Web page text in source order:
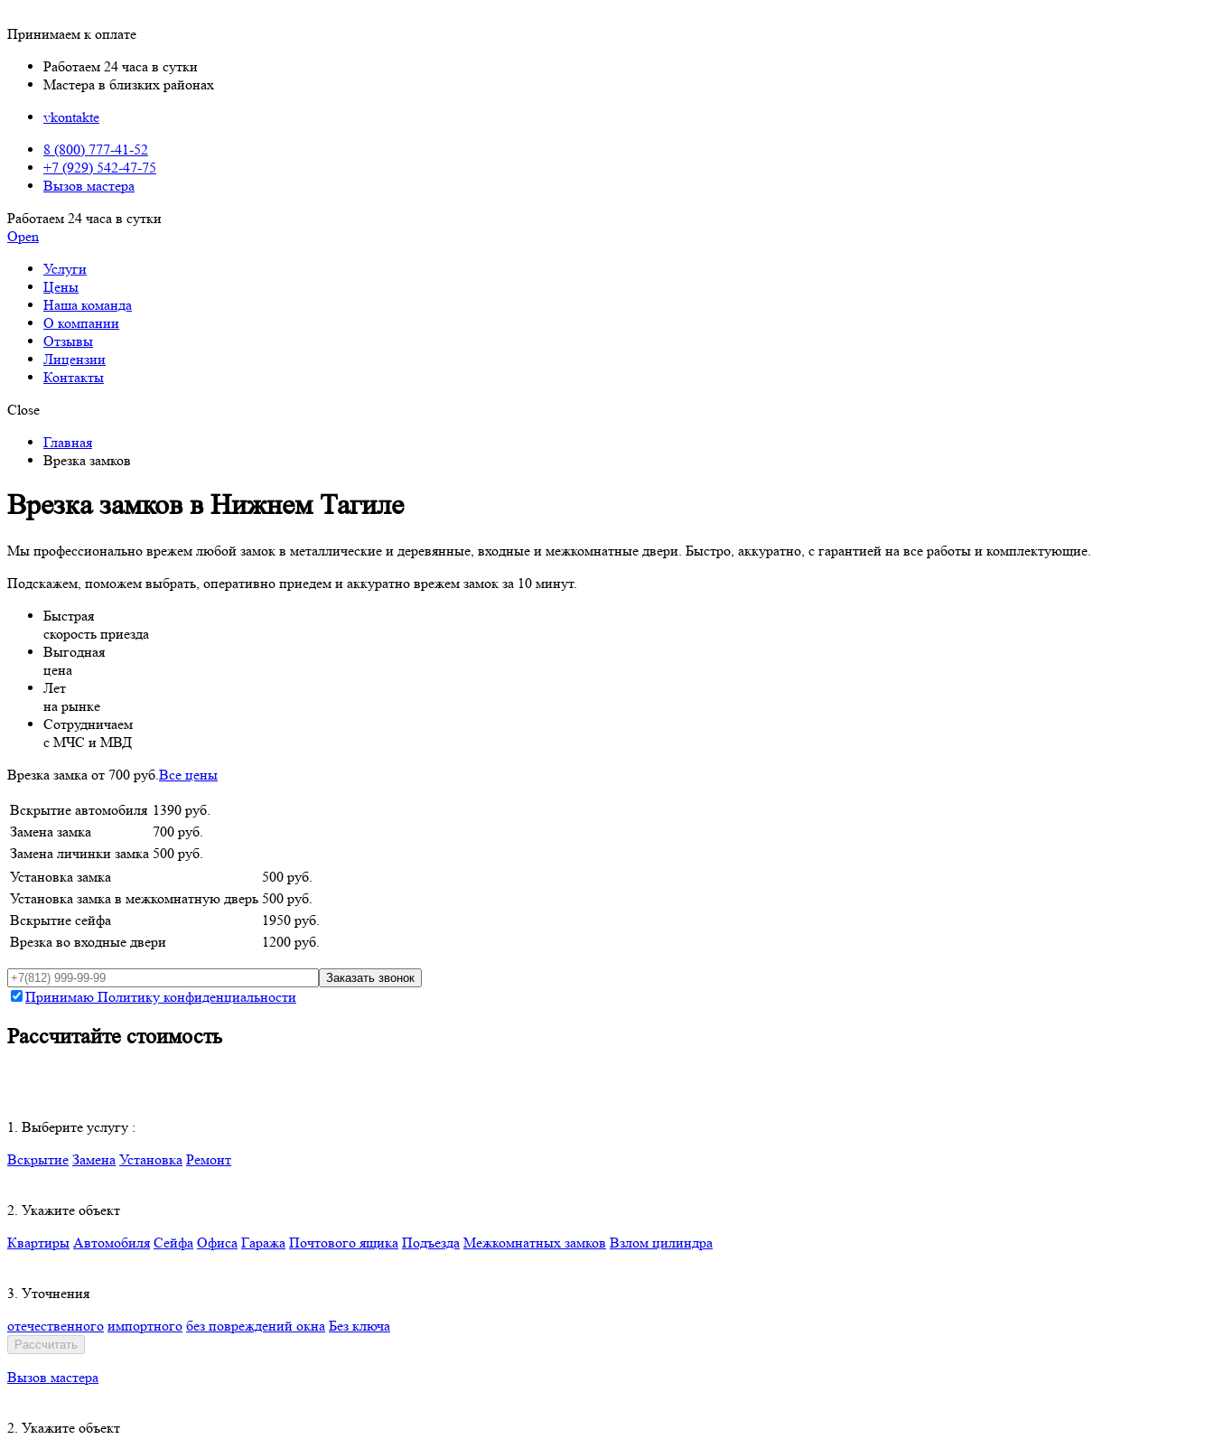
Принимаем к оплате
Работаем 24 часа в сутки
Мастера в близких районах
vkontakte
8 (800) 777-41-52
+7 (929) 542-47-75
Вызов мастера
Работаем 24 часа в сутки
Open
Услуги
Цены
Наша команда
О компании
Отзывы
Лицензии
Контакты
Close
Главная
Врезка замков
Врезка замков в Нижнем Тагиле
Мы профессионально врежем любой замок в металлические и деревянные, входные и межкомнатные двери. Быстро, аккуратно, с гарантией на все работы и комплектующие.
Подскажем, поможем выбрать, оперативно приедем и аккуратно врежем замок за 10 минут.
Быстрая
скорость приезда
Выгодная
цена
Лет
на рынке
Сотрудничаем
с МЧС и МВД
Врезка замка от 700 руб.Все цены
Вскрытие автомобиля 1390 руб.
Замена замка
700 руб.
Замена личинки замка 500 руб.
Установка замка
500 руб.
Установка замка в межкомнатную дверь 500 руб.
Вскрытие сейфа
1950 руб.
Врезка во входные двери
1200 руб.
Принимаю Политику конфиденциальности
Рассчитайте стоимость
1. Выберите услугу :
Вскрытие Замена Установка Ремонт
2. Укажите объект
Квартиры Автомобиля Сейфа Офиса Гаража Почтового ящика Подъезда Межкомнатных замков Взлом цилиндра
3. Уточнения
отечественного импортного без повреждений окна Без ключа
Рассчитать
Вызов мастера
2. Укажите объект